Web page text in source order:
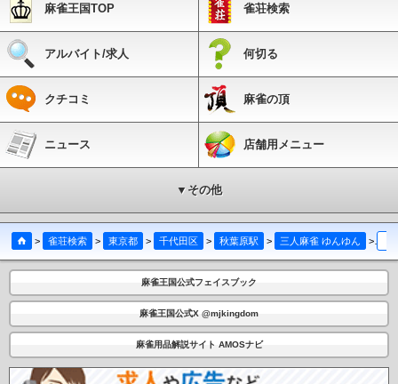
麻雀王国TOP 雀荘検索
アルバイト/求人 何切る
クチコミ 麻雀の頂
ニュース 店舗用メニュー
▼その他
> 雀荘検索 > 東京都 > 千代田区 > 秋葉原駅 > 三人麻雀 ゆんゆん >
麻雀王国公式フェイスブック
麻雀王国公式X @mjkingdom
麻雀用品解説サイト AMOSナビ